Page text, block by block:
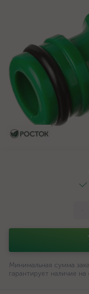
Минимальная сумма
гарантирует наличие на